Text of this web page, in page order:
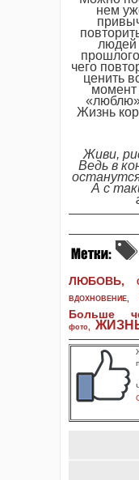
нем
людей
чего
ценить
момент
Жизнь
Живи,
Ведь в
А с
ЛЮБОВЬ,
ВДОХНОВЕНИЕ,
Больше
фото,